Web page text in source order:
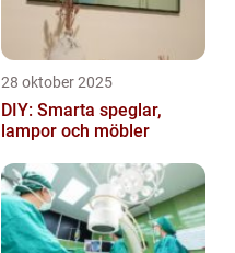
28 oktober 2025
DIY: Smarta speglar,
lampor och möbler